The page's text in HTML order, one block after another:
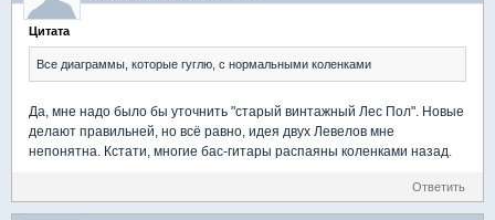
Цитата
Все диаграммы, которые гуглю, с нормальными коленками
Да, мне надо было бы уточнить "старый винтажный Лес Пол". Новые
делают правильней, но всё равно, идея двух Левелов мне
непонятна. Кстати, многие бас-гитары распаяны коленками назад.
Ответить